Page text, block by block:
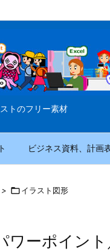
トのフリー素材
ビジネス資料、計画
> イラスト図形
ーポイント